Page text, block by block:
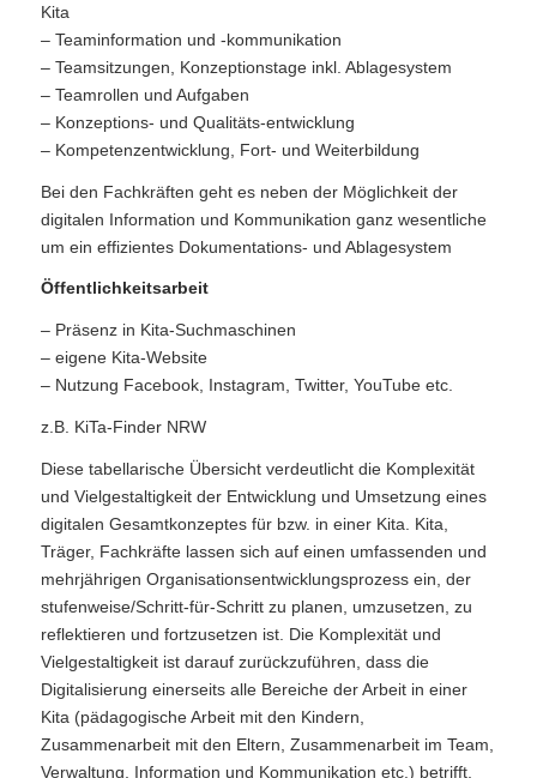
Kita
– Teaminformation und -kommunikation
– Teamsitzungen, Konzeptionstage inkl. Ablagesystem
– Teamrollen und Aufgaben
– Konzeptions- und Qualitäts-entwicklung
– Kompetenzentwicklung, Fort- und Weiterbildung
Bei den Fachkräften geht es neben der Möglichkeit der
digitalen Information und Kommunikation ganz wesentliche
um ein effizientes Dokumentations- und Ablagesystem
Öffentlichkeitsarbeit
– Präsenz in Kita-Suchmaschinen
– eigene Kita-Website
– Nutzung Facebook, Instagram, Twitter, YouTube etc.
z.B. KiTa-Finder NRW
Diese tabellarische Übersicht verdeutlicht die Komplexität
und Vielgestaltigkeit der Entwicklung und Umsetzung eines
digitalen Gesamtkonzeptes für bzw. in einer Kita. Kita,
Träger, Fachkräfte lassen sich auf einen umfassenden und
mehrjährigen Organisationsentwicklungsprozess ein, der
stufenweise/Schritt-für-Schritt zu planen, umzusetzen, zu
reflektieren und fortzusetzen ist. Die Komplexität und
Vielgestaltigkeit ist darauf zurückzuführen, dass die
Digitalisierung einerseits alle Bereiche der Arbeit in einer
Kita (pädagogische Arbeit mit den Kindern,
Zusammenarbeit mit den Eltern, Zusammenarbeit im Team,
Verwaltung, Information und Kommunikation etc.) betrifft,